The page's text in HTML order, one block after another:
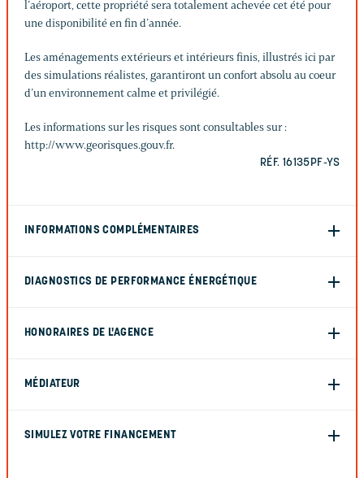
l’aéroport, cette propriété sera totalement achevée cet été pour
une disponibilité en fin d’année.
Les aménagements extérieurs et intérieurs finis, illustrés ici par
des simulations réalistes, garantiront un confort absolu au coeur
d’un environnement calme et privilégié.
Les informations sur les risques sont consultables sur :
http://www.georisques.gouv.fr.
RÉF. 16135PF-YS
INFORMATIONS COMPLÉMENTAIRES
DIAGNOSTICS DE PERFORMANCE ÉNERGÉTIQUE
HONORAIRES DE L'AGENCE
MÉDIATEUR
SIMULEZ VOTRE FINANCEMENT